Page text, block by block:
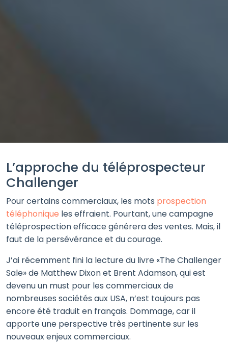
L’approche du téléprospecteur
Challenger
Pour certains commerciaux, les mots prospection
téléphonique les effraient. Pourtant, une campagne
téléprospection efficace générera des ventes. Mais, il
faut de la persévérance et du courage.
J’ai récemment fini la lecture du livre «The Challenger
Sale» de Matthew Dixon et Brent Adamson, qui est
devenu un must pour les commerciaux de
nombreuses sociétés aux USA, n’est toujours pas
encore été traduit en français. Dommage, car il
apporte une perspective très pertinente sur les
nouveaux enjeux commerciaux.